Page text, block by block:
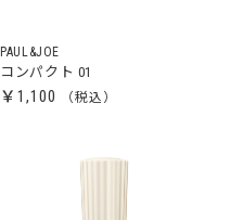
PAUL&JOE
コンパクト 01
￥1,100